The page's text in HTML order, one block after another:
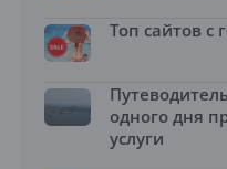
Топ сайтов с
одного дня
услуги